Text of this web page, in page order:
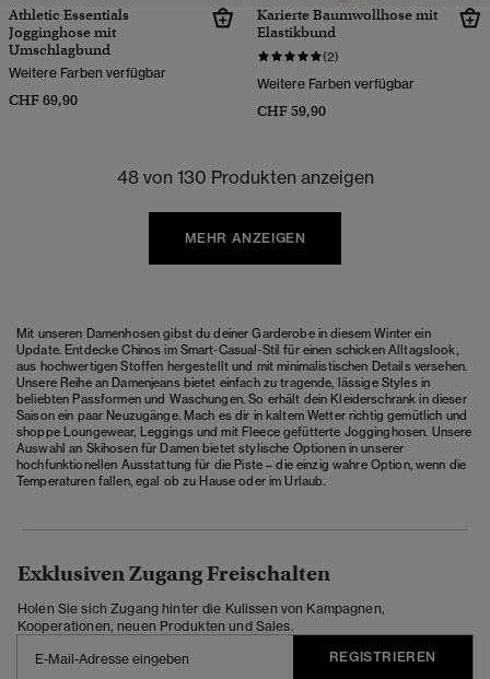
Athletic Essentials
Jogginghose mit
Umschlagbund
Weitere Farben verfügbar
CHF 69,90
Karierte Baumwollhose mit
Elastikbund
(2)
Weitere Farben verfügbar
CHF 59,90
48 von 130 Produkten anzeigen
MEHR ANZEIGEN
Mit unseren Damenhosen gibst du deiner Garderobe in diesem Winter ein
Update. Entdecke Chinos im Smart-Casual-Stil für einen schicken Alltagslook,
aus hochwertigen Stoffen hergestellt und mit minimalistischen Details versehen.
Unsere Reihe an Damenjeans bietet einfach zu tragende, lässige Styles in
beliebten Passformen und Waschungen. So erhält dein Kleiderschrank in dieser
Saison ein paar Neuzugänge. Mach es dir in kaltem Wetter richtig gemütlich und
shoppe Loungewear, Leggings und mit Fleece gefütterte Jogginghosen. Unsere
Auswahl an Skihosen für Damen bietet stylische Optionen in unserer
hochfunktionellen Ausstattung für die Piste – die einzig wahre Option, wenn die
Temperaturen fallen, egal ob zu Hause oder im Urlaub.
Exklusiven Zugang Freischalten
Holen Sie sich Zugang hinter die Kulissen von Kampagnen,
Kooperationen, neuen Produkten und Sales.
REGISTRIEREN